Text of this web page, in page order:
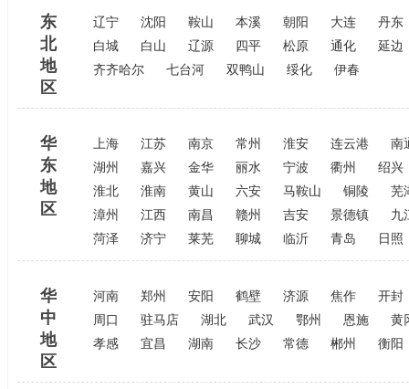
东
北
地
区
辽宁 沈阳 鞍山 本溪 朝阳 大连
丹东
白城
白山 辽源 四平 松原 通化
延边
齐齐哈尔
七台河 双鸭山 绥化 伊春
华
东
地
区
上海 江苏 南京 常州 淮安 连云港
南
湖州
嘉兴 金华 丽水 宁波 衢州
绍兴
淮北
淮南 黄山 六安 马鞍山 铜陵
芜
漳州
江西 南昌 赣州 吉安 景德镇
九
菏泽
济宁 莱芜 聊城 临沂 青岛 日照
华
中
地
区
河南 郑州 安阳 鹤壁 济源 焦作
开封
周口
驻马店 湖北 武汉 鄂州 恩施
黄
孝感
宜昌 湖南 长沙 常德 郴州 衡阳